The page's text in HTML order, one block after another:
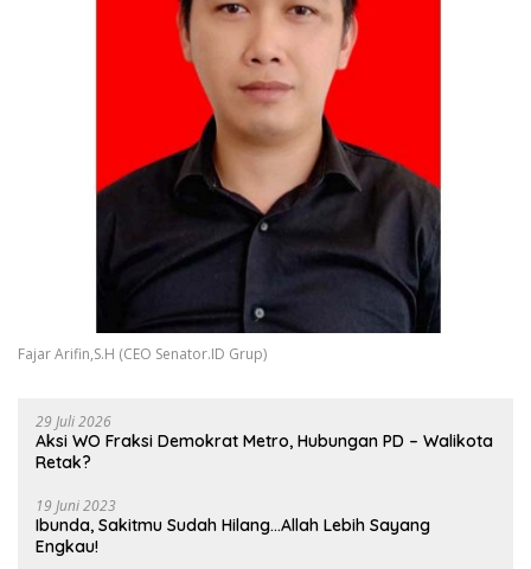
Fajar Arifin,S.H (CEO Senator.ID Grup)
29 Juli 2026
Aksi WO Fraksi Demokrat Metro, Hubungan PD – Walikota
Retak?
19 Juni 2023
Ibunda, Sakitmu Sudah Hilang…Allah Lebih Sayang
Engkau!